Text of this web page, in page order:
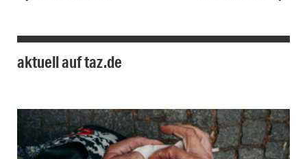
aktuell auf taz.de